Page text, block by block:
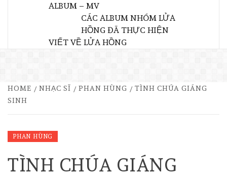
ALBUM – MV
CÁC ALBUM NHÓM LỬA
HỒNG ĐÃ THỰC HIỆN
VIẾT VỀ LỬA HỒNG
HOME NHẠC SĨ PHAN HÙNG
TÌNH CHÚA GIÁNG
SINH
PHAN HÙNG
TÌNH CHÚA GIÁNG